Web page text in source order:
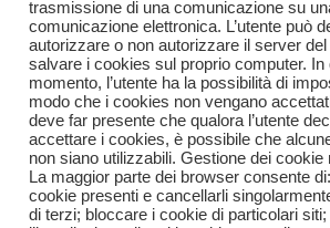
trasmissione di una comunicazione su
comunicazione elettronica. L’utente può
autorizzare o non autorizzare il server
salvare i cookies sul proprio computer. In
momento, l’utente ha la possibilità di
modo che i cookies non vengano
deve far presente che qualora l’utente
accettare i cookies, è possibile che
non siano utilizzabili. Gestione dei cookie
La maggior parte dei browser consente
cookie presenti e cancellarli
di terzi; bloccare i cookie di particolari